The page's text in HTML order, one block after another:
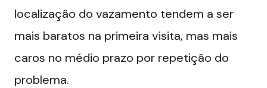
localização do vazamento tendem a ser
mais baratos na primeira visita, mas mais
caros no médio prazo por repetição do
problema.